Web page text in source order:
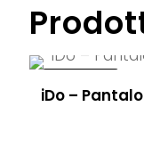
iDo –